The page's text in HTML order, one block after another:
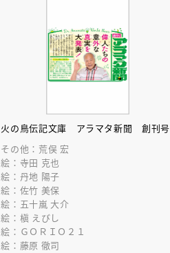
火の鳥伝記文庫 アラマタ新聞 創刊号
その他：荒俣 宏
絵：寺田 克也
絵：丹地 陽子
絵：佐竹 美保
絵：五十嵐 大介
絵：槇 えびし
絵：ＧＯＲＩＯ２１
絵：藤原 徹司
【アーカイブ配信中】講談社
人賞オンラインセミナー 受
と担当編集者が語る「絵本創
講座」
応募締切 2025-10-31